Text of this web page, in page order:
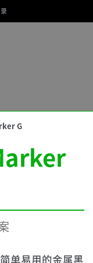
G
单易用的金属黑